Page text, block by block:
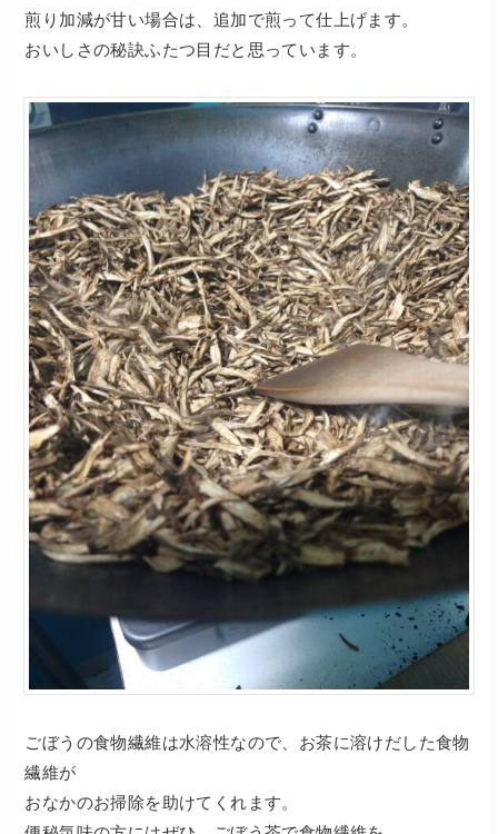
煎り加減が甘い場合は、追加で煎って仕上げます。
おいしさの秘訣ふたつ目だと思っています。
ごぼうの食物繊維は水溶性なので、お茶に溶けだした食物
繊維が
おなかのお掃除を助けてくれます。